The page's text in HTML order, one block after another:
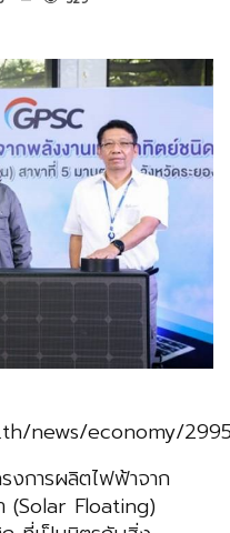
news/economy/
การผลิตไฟฟ้าจาก
(Solar Floating)